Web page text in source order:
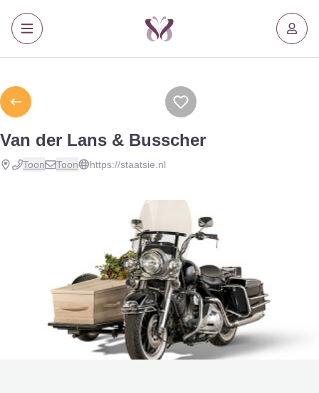
Van der Lans & Busscher
Toon Toon https://staatsie.nl